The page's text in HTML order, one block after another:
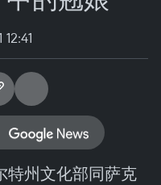
特州文化部同萨克